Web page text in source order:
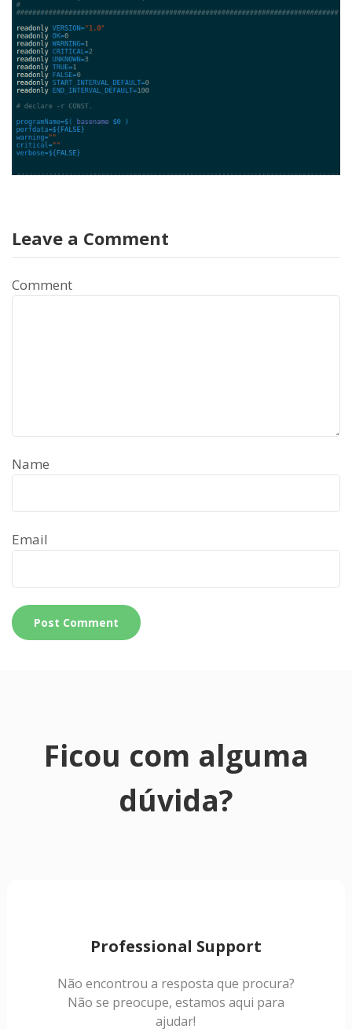
Leave a Comment
Comment
Name
Email
Ficou com alguma
dúvida?
Professional Support
Não encontrou a resposta que procura?
Não se preocupe, estamos aqui para
ajudar!